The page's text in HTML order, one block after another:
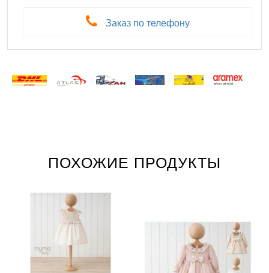
Заказ по телефону
ПОХОЖИЕ ПРОДУКТЫ